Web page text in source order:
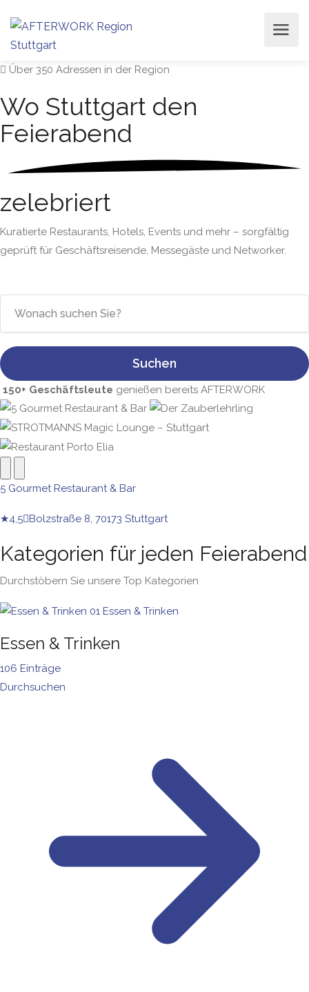
Über 350 Adressen in der Region
Wo Stuttgart den
Feierabend
zelebriert
Kuratierte Restaurants, Hotels, Events und mehr – sorgfältig
geprüft für Geschäftsreisende, Messegäste und Networker.
Suchen
150+ Geschäftsleute genießen bereits AFTERWORK
5 Gourmet Restaurant & Bar
★4,5 Bolzstraße 8, 70173 Stuttgart
Kategorien für jeden Feierabend
Durchstöbern Sie unsere Top Kategorien
01 Essen & Trinken
Essen & Trinken
106 Einträge
Durchsuchen